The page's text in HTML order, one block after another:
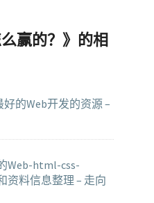
赢的？ 》的相
的Web开发的资源 –
Web-html-css-
资料信息整理 – 走向